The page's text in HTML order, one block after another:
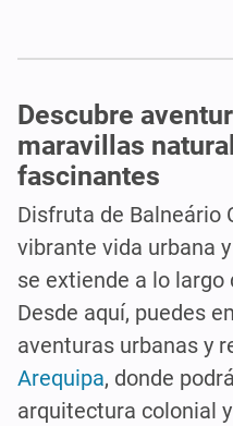
Descubre
maravillas
fascinantes
Disfruta de Balneário
vibrante vida urbana
se extiende a lo
Desde aquí, puedes
aventuras urbanas y
Arequipa, donde
arquitectura colonial